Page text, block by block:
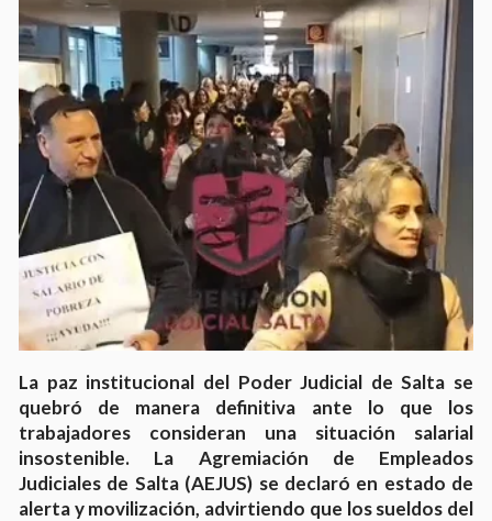
La paz institucional del Poder Judicial de Salta se
quebró de manera definitiva ante lo que los
trabajadores consideran una situación salarial
insostenible.
La Agremiación de Empleados
Judiciales de Salta (AEJUS) se declaró en estado de
alerta y movilización, advirtiendo que los sueldos del